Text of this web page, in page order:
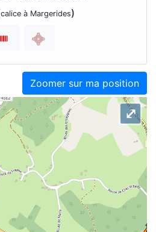
calice à Margerides)
Zoomer sur ma position
⤢